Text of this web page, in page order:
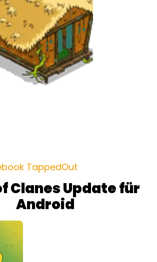
TappedOut
Clanes Update für
Android